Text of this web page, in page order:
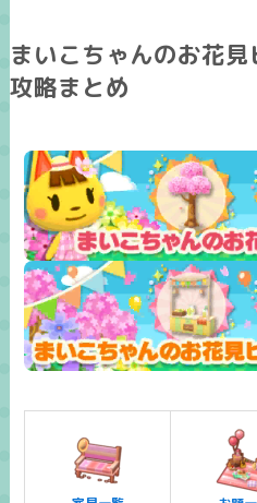
まいこちゃんのお花
攻略まとめ